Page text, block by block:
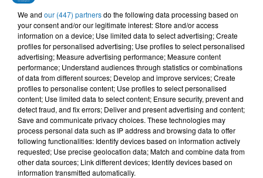
BILAL SGHIR
Twahchtek
NOUAMAN BELAIACHI
Mon Bb D'amour
CHEB HOUSSEM
Malgré Tfarekna La
Memoire
L'HOROSCOPE
We and our (447) partnersdo the following data processing based on
your consent and/or our legitimate interest: Store and/or access
information on a device; Use limited data to select advertising; Create
profiles for personalised advertising; Use profiles to select personalised
advertising; Measure advertising performance; Measure content
performance; Understand audiences through statistics or combinations
of data from different sources; Develop and improve services; Create
profiles to personalise content; Use profiles to select personalised
content; Use limited data to select content; Ensure security, prevent and
detect fraud, and fix errors; Deliver and present advertising and content;
Save and communicate privacy choices. These technologies may
process personal data such as IP address and browsing data to offer
following functionalities: Identify devices based on information actively
requested; Use precise geolocation data; Match and combine data from
other data sources; Link different devices; Identify devices based on
information transmitted automatically.